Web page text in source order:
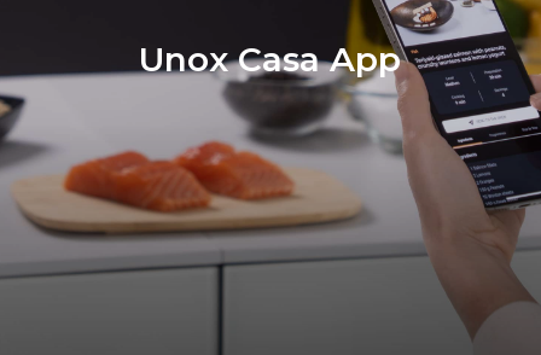
Unox Casa App